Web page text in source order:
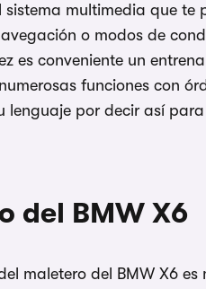
sistema multimedia que
o modos de
es conveniente un
funciones con
lenguaje por decir así
del BMW X6
maletero del BMW X6